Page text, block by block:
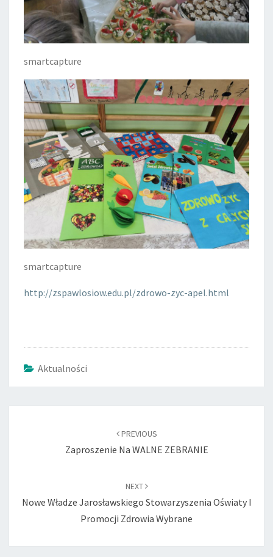
smartcapture
smartcapture
http://zspawlosiow.edu.pl/zdrowo-zyc-apel.html
Aktualności
PREVIOUS
Zaproszenie Na WALNE ZEBRANIE
NEXT
Nowe Władze Jarosławskiego Stowarzyszenia Oświaty I
Promocji Zdrowia Wybrane